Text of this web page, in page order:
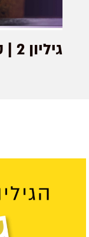
גיליון 2 | סיון תש״ע